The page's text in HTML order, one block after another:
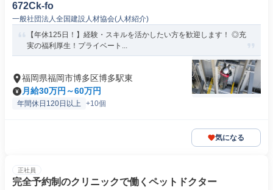
672Ck-fo
一般社団法人全国建設人材協会(人材紹介)
【年休125日！】経験・スキルを活かしたい方を歓迎します！ ◎充
実の福利厚生！プライベート...
福岡県福岡市博多区博多駅東
月給30万円～60万円
年間休日120日以上 +10個
気になる
正社員
完全予約制のクリニックで働くペットドクター